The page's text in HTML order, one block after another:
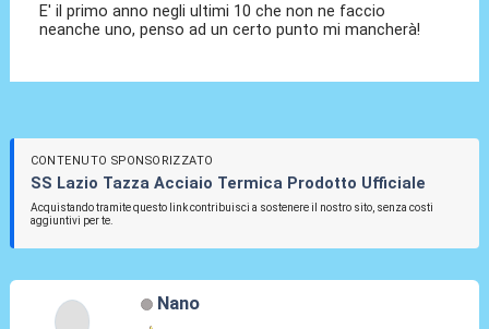
E' il primo anno negli ultimi 10 che non ne faccio
neanche uno, penso ad un certo punto mi mancherà!
CONTENUTO SPONSORIZZATO
SS Lazio Tazza Acciaio Termica Prodotto Ufficiale
Acquistando tramite questo link contribuisci a sostenere il nostro sito, senza costi
aggiuntivi per te.
Nano